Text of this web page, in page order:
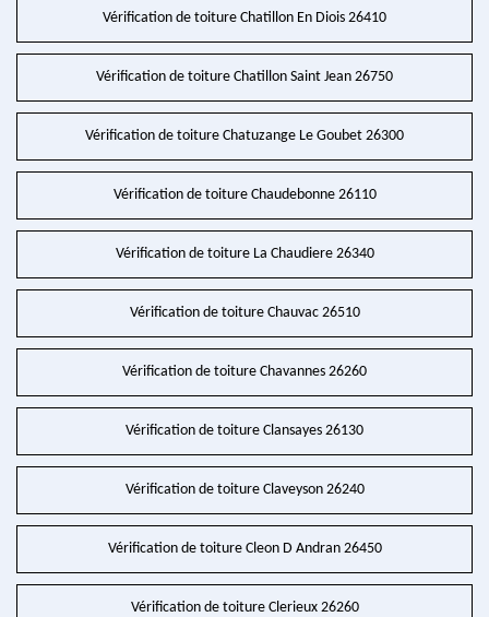
Vérification de toiture Chatillon En Diois 26410
Vérification de toiture Chatillon Saint Jean 26750
Vérification de toiture Chatuzange Le Goubet 26300
Vérification de toiture Chaudebonne 26110
Vérification de toiture La Chaudiere 26340
Vérification de toiture Chauvac 26510
Vérification de toiture Chavannes 26260
Vérification de toiture Clansayes 26130
Vérification de toiture Claveyson 26240
Vérification de toiture Cleon D Andran 26450
Vérification de toiture Clerieux 26260